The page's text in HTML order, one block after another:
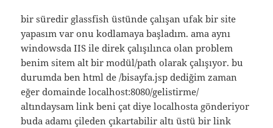
bir süredir glassfish üstünde çalışan ufak bir site
yapasım var onu kodlamaya başladım. ama aynı
windowsda IIS ile direk çalışılınca olan problem
benim sitem alt bir modül/path olarak çalışıyor. bu
durumda ben html de /bisayfa.jsp dediğim zaman
eğer domainde localhost:8080/gelistirme/
altındaysam link beni çat diye localhosta gönderiyor
buda adamı çileden çıkartabilir altı üstü bir link